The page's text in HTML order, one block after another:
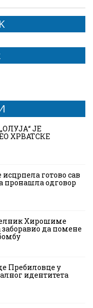
ЈЕ
ХРВАТСКЕ
исцрпела готово сав
пронашла одговор
Хирошиме
заборавио да помене
Пребиловце у
идентитета